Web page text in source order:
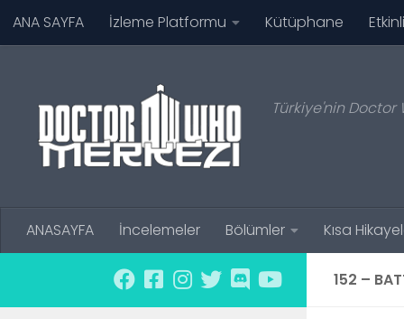
Skip to content
ANA SAYFA İzleme Platformu Kütüphane
Türkiye'nin Doctor
ANASAYFA İncelemeler Bölümler Kısa
152 –